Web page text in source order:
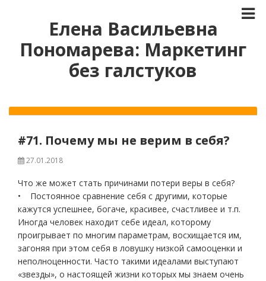
Елена Васильевна
Пономарева: Маркетинг
без галстуков
#71. Почему мы не верим в себя?
27.01.2018
Что же может стать причинами потери веры в себя?
• Постоянное сравнение себя с другими, которые
кажутся успешнее, богаче, красивее, счастливее и т.п.
Иногда человек находит себе идеал, которому
проигрывает по многим параметрам, восхищается им,
загоняя при этом себя в ловушку низкой самооценки и
неполноценности. Часто такими идеалами выступают
«звезды», о настоящей жизни которых мы знаем очень